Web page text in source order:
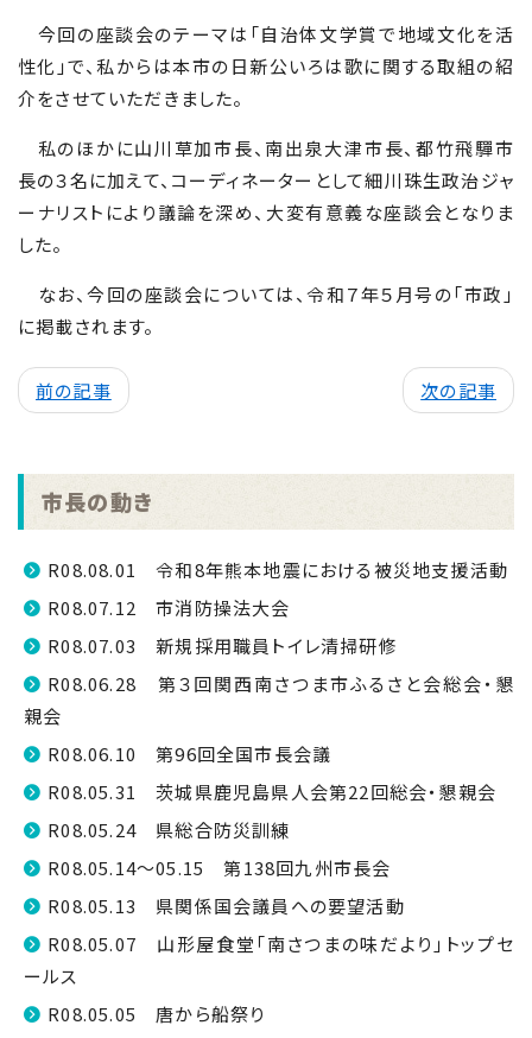
今回の座談会のテーマは「自治体文学賞で地域文化を活
性化」で、私からは本市の日新公いろは歌に関する取組の紹
介をさせていただきました。
私のほかに山川草加市長、南出泉大津市長、都竹飛驒市
長の３名に加えて、コーディネーターとして細川珠生政治ジャ
ーナリストにより議論を深め、大変有意義な座談会となりま
した。
なお、今回の座談会については、令和７年５月号の「市政」
に掲載されます。
前の記事 次の記事
市長の動き
R08.08.01 令和8年熊本地震における被災地支援活動
R08.07.12 市消防操法大会
R08.07.03 新規採用職員トイレ清掃研修
R08.06.28 第３回関西南さつま市ふるさと会総会・懇
親会
R08.06.10 第96回全国市長会議
R08.05.31 茨城県鹿児島県人会第22回総会・懇親会
R08.05.24 県総合防災訓練
R08.05.14～05.15 第138回九州市長会
R08.05.13 県関係国会議員への要望活動
R08.05.07 山形屋食堂「南さつまの味だより」トップセ
ールス
R08.05.05 唐から船祭り